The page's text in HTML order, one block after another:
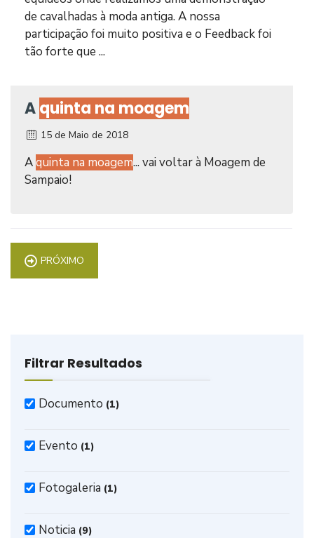
de cavalhadas à moda antiga. A nossa
participação foi muito positiva e o Feedback foi
tão forte que ...
Aquinta na moagem
15 de Maio de 2018
Aquinta na moagem... vai voltar à Moagem de
Sampaio!
PRÓXIMO
Filtrar Resultados
Documento (1)
Evento (1)
Fotogaleria (1)
Noticia (9)